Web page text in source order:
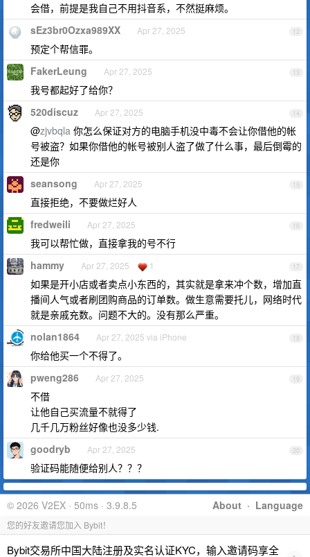
会借，前提是我自己不用抖音系，不然挺麻烦。
12
sEz3br0Ozxa989XX Apr 27, 2025
预定个帮信罪。
13
FakerLeung Apr 27, 2025
我号都起好了给你？
14
520discuz Apr 27, 2025
@zjvbqla 你怎么保证对方的电脑手机没中毒不会让你借他的帐
号被盗？如果你借他的帐号被别人盗了做了什么事，最后倒霉的
还是你
15
seansong Apr 27, 2025
直接拒绝，不要做烂好人
16
fredweili Apr 27, 2025
我可以帮忙做，直接拿我的号不行
17
hammy Apr 27, 2025 1
如果是开小店或者卖点小东西的，其实就是拿来冲个数，增加直
播间人气或者刷团购商品的订单数。做生意需要托儿，网络时代
就是亲戚充数。问题不大的。没有那么严重。
18
nolan1864 Apr 27, 2025 via iPhone
你给他买一个不得了。
19
pweng286 Apr 27, 2025
不借
让他自己买流量不就得了
几千几万粉丝好像也没多少钱.
20
goodryb Apr 27, 2025
验证码能随便给别人？？？
About · Language
© 2026 V2EX · 50ms · 3.9.8.5
您的好友邀请您加入 Bybit！
Bybit交易所中国大陆注册及实名认证KYC，输入邀请码享全